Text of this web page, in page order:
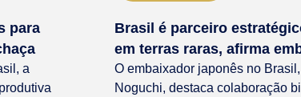
para
a
Brasil é parceiro
em terras raras, afirma
O embaixador japonês no
Noguchi, destaca colaboração